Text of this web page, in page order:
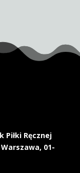
Piłki Ręcznej
01-